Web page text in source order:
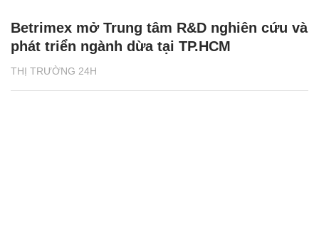
THỊ TRƯỜNG 24H
Betrimex mở Trung tâm R&D nghiên cứu và
phát triển ngành dừa tại TP.HCM